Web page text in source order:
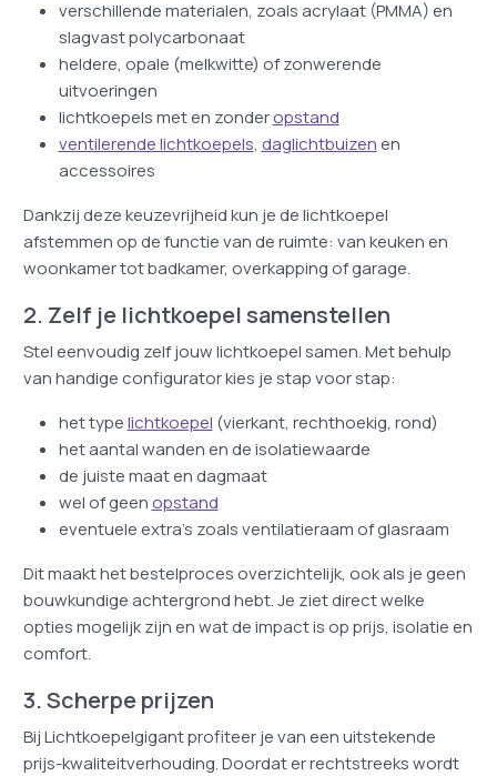
verschillende materialen, zoals acrylaat (PMMA) en
slagvast polycarbonaat
heldere, opale (melkwitte) of zonwerende
uitvoeringen
lichtkoepels met en zonderopstand
ventilerende lichtkoepels, daglichtbuizen en
accessoires
Dankzij deze keuzevrijheid kun je de lichtkoepel
afstemmen op de functie van de ruimte: van keuken en
woonkamer tot badkamer, overkapping of garage.
2. Zelf je lichtkoepel samenstellen
Stel eenvoudig zelf jouw lichtkoepel samen. Met behulp
van handige configurator kies je stap voor stap:
het typelichtkoepel (vierkant, rechthoekig, rond)
het aantal wanden en de isolatiewaarde
de juiste maat en dagmaat
wel of geen opstand
eventuele extra’s zoals ventilatieraam of glasraam
Dit maakt het bestelproces overzichtelijk, ook als je geen
bouwkundige achtergrond hebt. Je ziet direct welke
opties mogelijk zijn en wat de impact is op prijs, isolatie en
comfort.
3. Scherpe prijzen
Bij Lichtkoepelgigant profiteer je van een uitstekende
prijs-kwaliteitverhouding. Doordat er rechtstreeks wordt